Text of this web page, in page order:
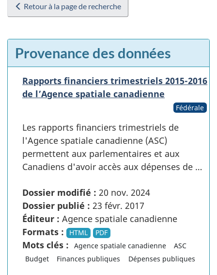
Retour à la page de recherche
Provenance des données
Rapports financiers trimestriels 2015-2016
de l’Agence spatiale canadienne
Fédérale
Les rapports financiers trimestriels de
l'Agence spatiale canadienne (ASC)
permettent aux parlementaires et aux
Canadiens d'avoir accès aux dépenses de …
Dossier modifié : 20 nov. 2024
Dossier publié : 23 févr. 2017
Éditeur : Agence spatiale canadienne
Formats :
HTML PDF
Mots clés : Agence spatiale canadienne
ASC
Budget
Finances publiques Dépenses publiques